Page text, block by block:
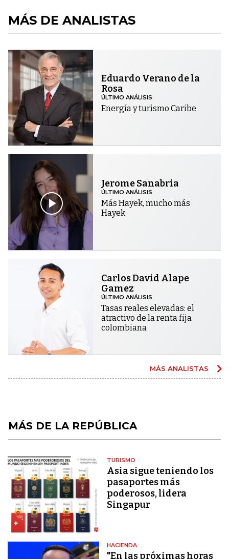
MÁS DE ANALISTAS
Eduardo Verano de la
Rosa
ÚLTIMO ANÁLISIS
Energía y turismo Caribe
Jerome Sanabria
ÚLTIMO ANÁLISIS
Más Hayek, mucho más
Hayek
Carlos David Alape
Gamez
ÚLTIMO ANÁLISIS
Tasas reales elevadas: el
atractivo de la renta fija
colombiana
MÁS ANALISTAS
MÁS DE LA REPÚBLICA
TURISMO
Asia sigue teniendo los
pasaportes más
poderosos, lidera
Singapur
HACIENDA
"En las próximas horas